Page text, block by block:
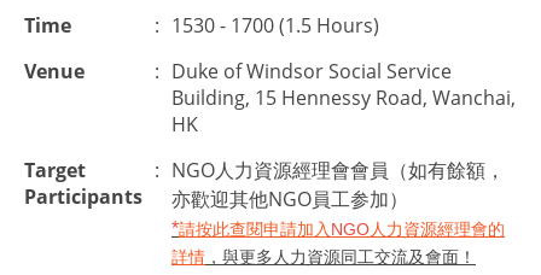
Time
: 1530 - 1700 (1.5 Hours)
Venue
: Duke of Windsor Social Service
Building, 15 Hennessy Road, Wanchai,
HK
Target
Participants
: NGO人力資源經理會會員（如有餘額，
亦歡迎其他NGO員工参加）
*請按此查閱申請加入 NGO人力資源經理會的
詳情 ，與更多人力資源同工交流及會面！